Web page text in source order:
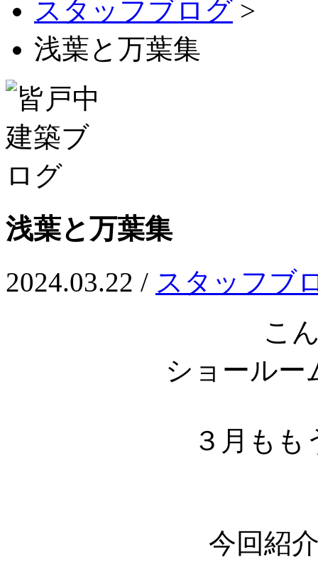
スタッフブログ >
浅葉と万葉集
浅葉と万葉集
2024.03.22 / スタッフブ
こ
ショールー
３月もも
今回紹